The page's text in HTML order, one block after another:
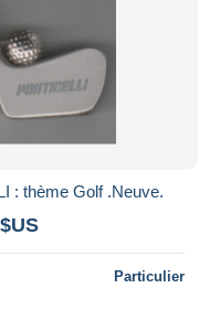
: thème Golf .Neuve.
Particulier